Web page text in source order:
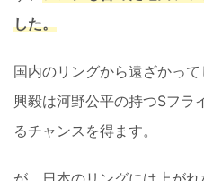
した。
国内のリングから遠ざかっ
興毅は河野公平の持つSフラ
るチャンスを得ます。